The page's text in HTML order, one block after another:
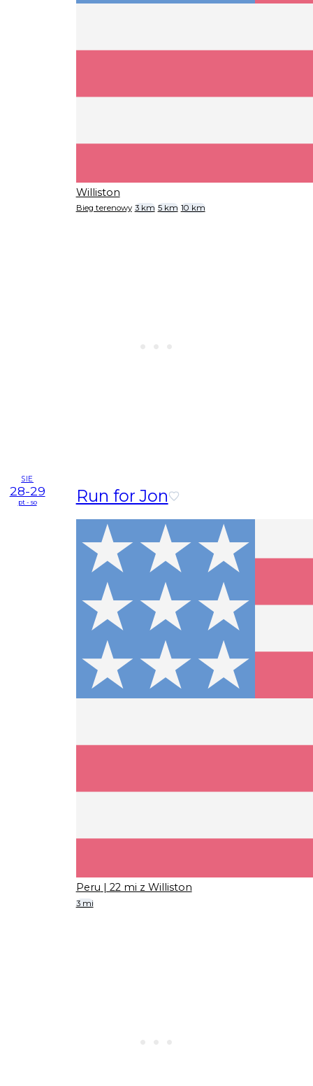
Williston
Bieg terenowy 3 km 5 km 10 km
SIE
28-29
pt - so Run for Jon
Peru | 22 mi z Williston
3 mi